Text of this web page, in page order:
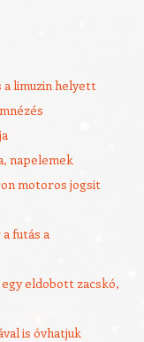
limuzin helyett
napelemek
motoros jogsit
futás a
eldobott zacskó,
is óvhatjuk